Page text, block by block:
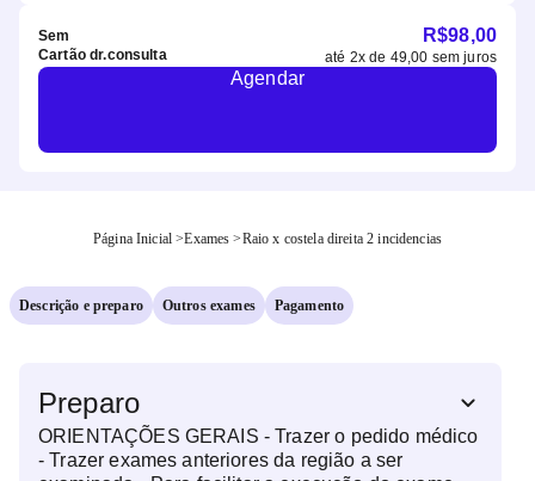
Sem
Cartão dr.consulta
R$98,00
até 2x de 49,00 sem juros
Agendar
Página Inicial >Exames >Raio x costela direita 2 incidencias
Descrição e preparo Outros exames Pagamento
Preparo
ORIENTAÇÕES GERAIS - Trazer o pedido médico
- Trazer exames anteriores da região a ser